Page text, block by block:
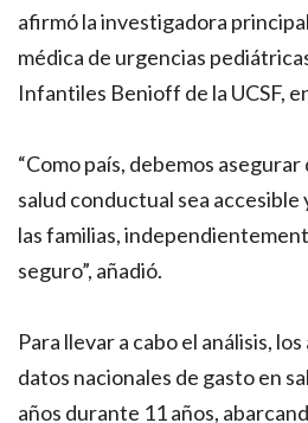
afirmó la investigadora
médica de urgencias
Infantiles Benioff de la UCSF,
“Como país, debemos
salud conductual sea accesible
las familias,
seguro”, añadió.
Para llevar a cabo el análisis,
datos nacionales de gasto en
años durante 11 años,